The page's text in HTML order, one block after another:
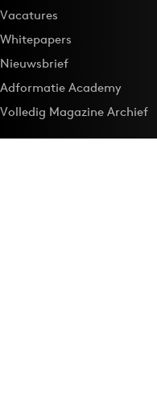
Vacatures
Whitepapers
Nieuwsbrief
Adformatie Academy
Volledig Magazine Archief